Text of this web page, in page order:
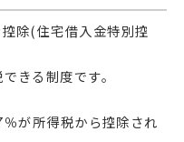
除(住宅借入金特別控
きる制度です。
が所得税から控除され